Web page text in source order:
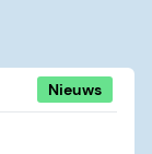
Nieuws